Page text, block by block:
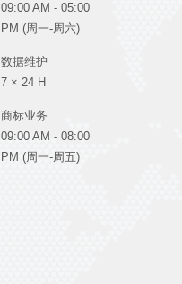
09:00 AM - 05:00
PM (周一-周六)
数据维护
7 × 24 H
商标业务
09:00 AM - 08:00
PM (周一-周五)